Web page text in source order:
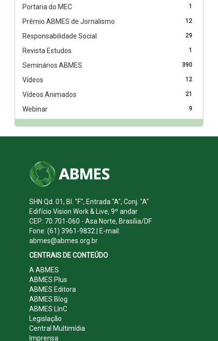
1
Portaria do MEC
12
Prêmio ABMES de Jornalismo
29
Responsabilidade Social
1
Revista Estudos
390
Seminários ABMES
12
Vídeos
21
Vídeos Animados
9
Webinar
SHN Qd. 01, Bl. "F", Entrada "A", Conj. "A"
Edifício Vision Work & Live, 9º andar
CEP: 70.701-060 - Asa Norte, Brasília/DF
Fone: (61) 3961-9832 | E-mail:
abmes@abmes.org.br
CENTRAIS DE CONTEÚDO
A ABMES
ABMES Plus
ABMES Editora
ABMES Blog
ABMES LInC
Legislação
Central Multimídia
Imprensa